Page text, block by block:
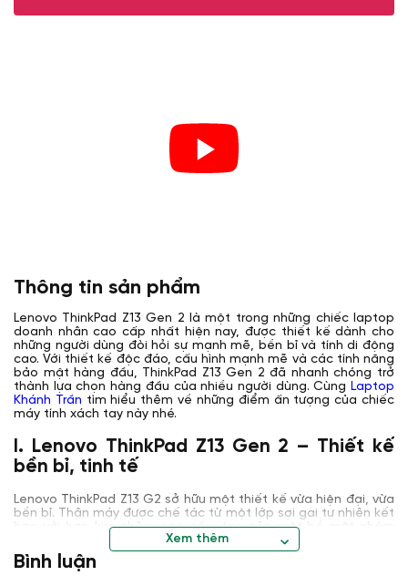
Thông tin sản phẩm
Lenovo ThinkPad Z13 Gen 2 là một trong những chiếc laptop
doanh nhân cao cấp nhất hiện nay, được thiết kế dành cho
những người dùng đòi hỏi sự mạnh mẽ, bền bỉ và tính di động
cao. Với thiết kế độc đáo, cấu hình mạnh mẽ và các tính năng
bảo mật hàng đầu, ThinkPad Z13 Gen 2 đã nhanh chóng trở
thành lựa chọn hàng đầu của nhiều người dùng. Cùng Laptop
Khánh Trần tìm hiểu thêm về những điểm ấn tượng của chiếc
máy tính xách tay này nhé.
I. Lenovo ThinkPad Z13 Gen 2 – Thiết kế
bền bỉ, tinh tế
Lenovo ThinkPad Z13 G2 sở hữu một thiết kế vừa hiện đại, vừa
bền bỉ. Thân máy được chế tác từ một lớp sợi gai tự nhiên kết
hợp với hợp kim nhôm cao cấp, tạo nên một bề mặt nhám
mịn, vừa mang đến cảm giác chắc chắn khi cầm nắm, vừa
hạn chế dấu vân tay. Các góc cạnh được bo tròn mềm mại
không chỉ tạo nên vẻ ngoài tinh tế mà còn giúp máy trở nên
Xem thêm
Bình luận